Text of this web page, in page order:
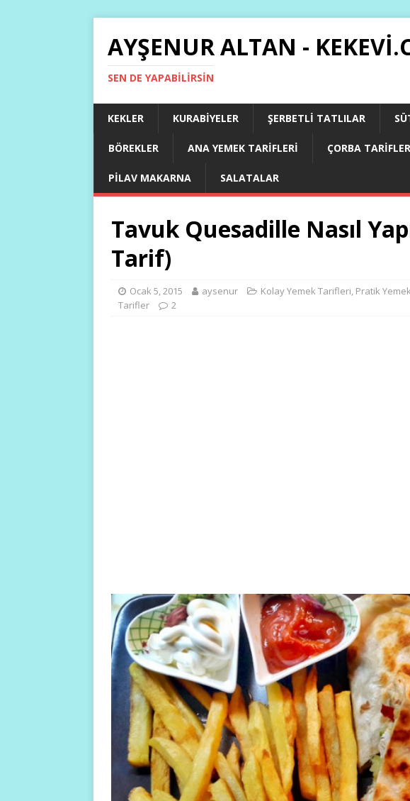
AYŞENUR ALTAN -
SEN DE YAPABILIRSIN
KEKLER KURABIYELER ŞERBETLI TATLILAR
BÖREKLER ANA YEMEK TARIFLERI ÇORBA
PILAV MAKARNA SALATALAR
Tavuk Quesadille Nasıl
Tarif)
Ocak 5, 2015 aysenur Kolay Yemek Tarifleri, Pratik
Tarifler
2